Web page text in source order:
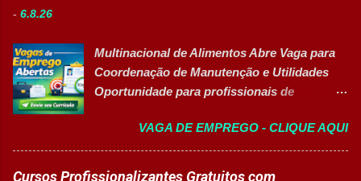
- 6.8.26
Multinacional de Alimentos Abre Vaga para
Coordenação de Manutenção e Utilidades
Oportunidade para profissionais de
e excelência operacional 👉 CANDIDATAR-
SE AGORA Sobre a Posição Líder mundial
no segmento de alimentos e bebidas busca
VAGA DE EMPREGO - CLIQUE AQUI
Cursos Profissionalizantes Gratuitos com